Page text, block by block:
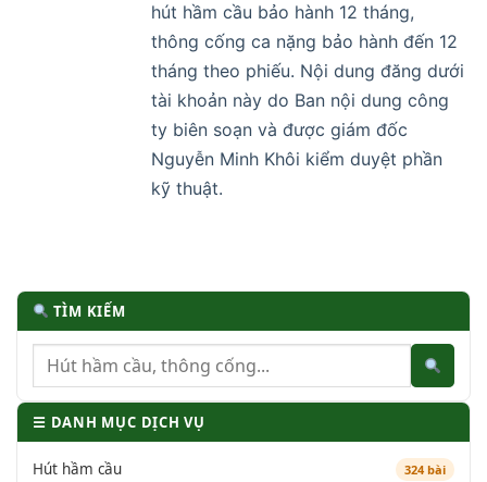
hút hầm cầu bảo hành 12 tháng,
thông cống ca nặng bảo hành đến 12
tháng theo phiếu. Nội dung đăng dưới
tài khoản này do Ban nội dung công
ty biên soạn và được giám đốc
Nguyễn Minh Khôi kiểm duyệt phần
kỹ thuật.
TÌM KIẾM
☰ DANH MỤC DỊCH VỤ
Hút hầm cầu 324 bài